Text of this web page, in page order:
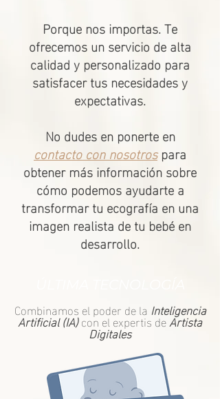
Porque nos importas. Te
ofrecemos un servicio de alta
calidad y personalizado para
satisfacer tus necesidades y
expectativas.
No dudes en ponerte en
contacto con nosotrospara
obtener más información sobre
cómo podemos ayudarte a
transformar tu ecografía en una
imagen realista de tu bebé en
desarrollo.
Combinamos el poder de la Inteligencia
Artificial (IA)con el expertis deArtista
Digitales